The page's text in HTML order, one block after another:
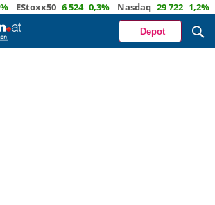
EStoxx50 6 524 0,3% Nasdaq 29 722 1,2% Öl
Depot